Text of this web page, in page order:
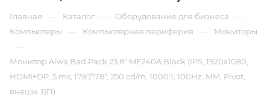
Главная — Каталог — Оборудование для бизнеса —
Компьютеры — Компьютерная периферия — Мониторы
—
Монитор Aiwa Bad Pack 23.8" MF240A Black (IPS, 1920x1080,
HDMI+DP, 5 ms, 178°/178°, 250 cd/m, 1000:1, 100Hz, MM, Pivot,
внешн. БП)